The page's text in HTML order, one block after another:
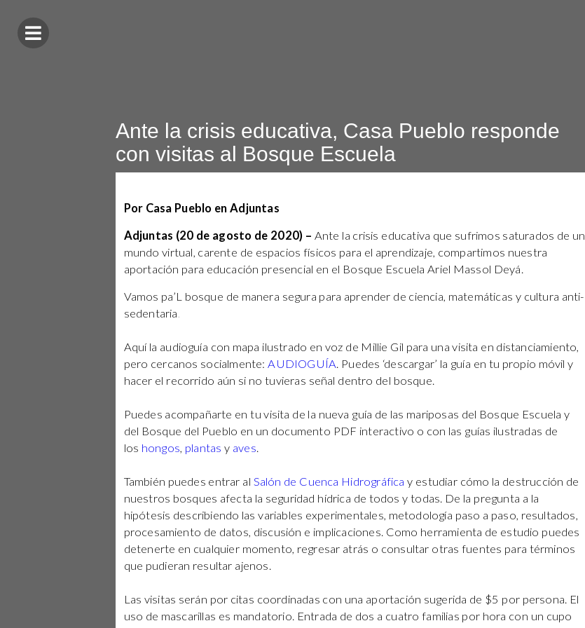
Ante la crisis educativa, Casa Pueblo responde
con visitas al Bosque Escuela
Por Casa Pueblo en Adjuntas
Adjuntas (20 de agosto de 2020) – Ante la crisis educativa que sufrimos saturados de un
mundo virtual, carente de espacios físicos para el aprendizaje, compartimos nuestra
aportación para educación presencial en el Bosque Escuela Ariel Massol Deyá.
Vamos pa’L bosque de manera segura para aprender de ciencia, matemáticas y cultura anti-
sedentaria.
Aquí la audioguía con mapa ilustrado en voz de Millie Gil para una visita en distanciamiento,
pero cercanos socialmente:AUDIOGUÍA. Puedes ‘descargar’ la guía en tu propio móvil y
hacer el recorrido aún si no tuvieras señal dentro del bosque.
Puedes acompañarte en tu visita de la nueva guía de las mariposas del Bosque Escuela y
del Bosque del Pueblo en un documento PDF interactivo o con las guías ilustradas de
los hongos, plantas y aves.
También puedes entrar al Salón de Cuenca Hidrográfica y estudiar cómo la destrucción de
nuestros bosques afecta la seguridad hídrica de todos y todas. De la pregunta a la
hipótesis describiendo las variables experimentales, metodología paso a paso, resultados,
procesamiento de datos, discusión e implicaciones. Como herramienta de estudio puedes
detenerte en cualquier momento, regresar atrás o consultar otras fuentes para términos
que pudieran resultar ajenos.
Las visitas serán por citas coordinadas con una aportación sugerida de $5 por persona. El
uso de mascarillas es mandatorio. Entrada de dos a cuatro familias por hora con un cupo